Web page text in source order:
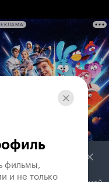
фильмы,
и не только